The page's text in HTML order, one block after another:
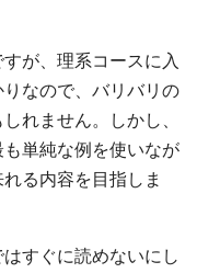
が、理系コースに入
なので、バリバリの
れません。しかし、
単純な例を使いなが
る内容を目指しま
すぐに読めないにし